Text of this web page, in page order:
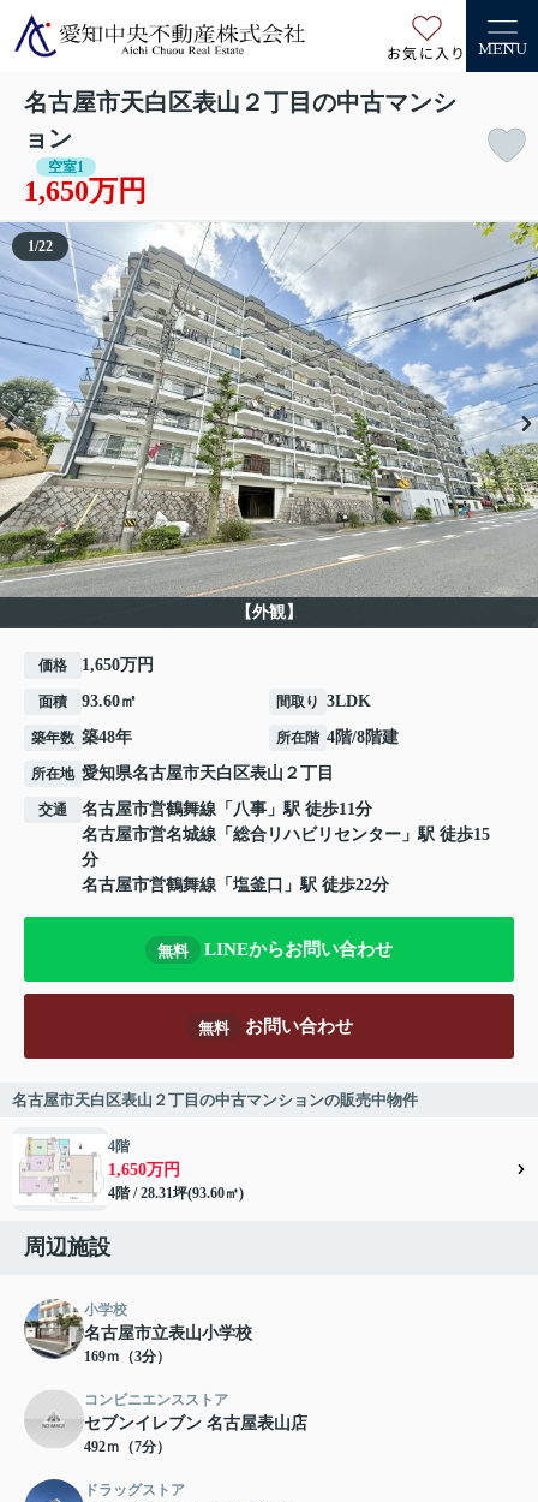
お気に入り MENU
名古屋市天白区表山２丁目の中古マンシ
ョン
空室1
1,650万円
【外観】
1/22
価格 1,650万円
面積 93.60㎡ 間取り 3LDK
築年数 築48年 所在階 4階/8階建
所在地 愛知県名古屋市天白区表山 ２丁目
交通 名古屋市営鶴舞線 「 八事 」駅 徒歩11分
名古屋市営名城線 「 総合リハビリセンター 」駅 徒歩15
分
名古屋市営鶴舞線 「 塩釜口 」駅 徒歩22分
無料 LINEからお問い合わせ
無料 お問い合わせ
名古屋市天白区表山２丁目の中古マンションの販売中物件
4階
1,650万円
4階 / 28.31坪(93.60㎡)
周辺施設
小学校
名古屋市立表山小学校
169ｍ（3分）
コンビニエンスストア
セブンイレブン 名古屋表山店
492ｍ（7分）
ドラッグストア